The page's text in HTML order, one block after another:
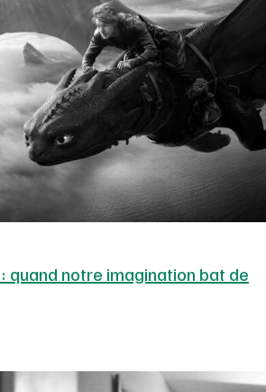
quand notre imagination bat de